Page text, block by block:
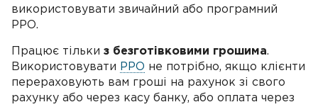
використовувати звичайний або програмний
РРО.
Працює тільки з безготівковими грошима.
Використовувати РРО не потрібно, якщо клієнти
перераховують вам гроші на рахунок зі свого
рахунку або через касу банку, або оплата через